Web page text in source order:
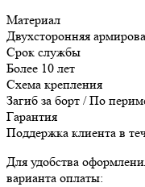
Материал
Двухсторонняя
Срок службы
Более 10 лет
Схема крепления
Загиб за борт / По
Гарантия
Поддержка клиента в
Для удобства
варианта оплаты: